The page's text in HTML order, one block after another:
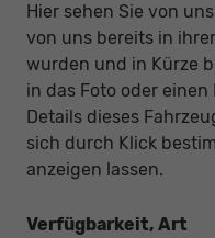
Hier sehen Sie von
von uns bereits in
wurden und in Kürze
in das Foto oder
Details dieses
sich durch Klick
anzeigen lassen.
Verfügbarkeit, Art